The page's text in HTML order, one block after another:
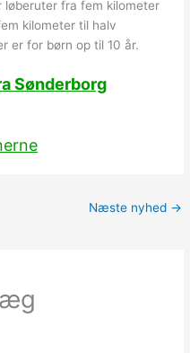
løberuter fra fem kilometer
kilometer til halv
er for børn op til 10 år.
Sønderborg
Næste nyhed →